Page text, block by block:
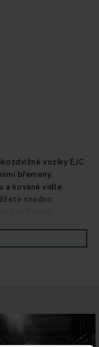
vozíky EJC
břemeny.
a kované vidle
snadno
efektivní překládku
při překročení
motor, který je
přesné a hladké